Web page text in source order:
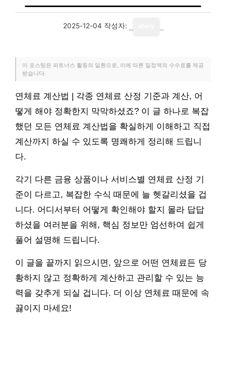
2025-12-04 작성자:
이 포스팅은 파트너스 활동의 일환으로, 이에 따른 일정액의 수수료를 제공
받습니다.
연체료 계산법 | 각종 연체료 산정 기준과 계산, 어
떻게 해야 정확한지 막막하셨죠? 이 글 하나로 복잡
했던 모든 연체료 계산법을 확실하게 이해하고 직접
계산까지 하실 수 있도록 명쾌하게 정리해 드립니
다.
각기 다른 금융 상품이나 서비스별 연체료 산정 기
준이 다르고, 복잡한 수식 때문에 늘 헷갈리셨을 겁
니다. 어디서부터 어떻게 확인해야 할지 몰라 답답
하셨을 여러분을 위해, 핵심 정보만 엄선하여 쉽게
풀어 설명해 드립니다.
이 글을 끝까지 읽으시면, 앞으로 어떤 연체료든 당
황하지 않고 정확하게 계산하고 관리할 수 있는 능
력을 갖추게 되실 겁니다. 더 이상 연체료 때문에 속
끓이지 마세요!